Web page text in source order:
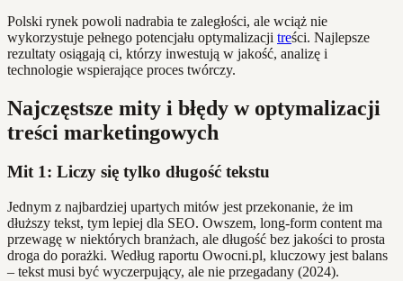
Polski rynek powoli nadrabia te zaległości, ale wciąż nie
wykorzystuje pełnego potencjału optymalizacji treści. Najlepsze
rezultaty osiągają ci, którzy inwestują w jakość, analizę i
technologie wspierające proces twórczy.
Najczęstsze mity i błędy w optymalizacji
treści marketingowych
Mit 1: Liczy się tylko długość tekstu
Jednym z najbardziej upartych mitów jest przekonanie, że im
dłuższy tekst, tym lepiej dla SEO. Owszem, long-form content ma
przewagę w niektórych branżach, ale długość bez jakości to prosta
droga do porażki. Według raportu Owocni.pl, kluczowy jest balans
– tekst musi być wyczerpujący, ale nie przegadany (2024).